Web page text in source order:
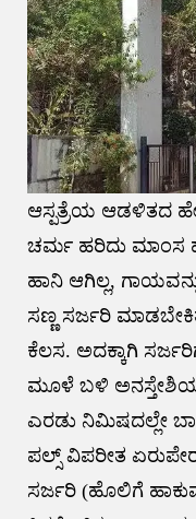
ಆಸ್ಪತ್ರೆಯ ಆಡಳಿತದ
ಚರ್ಮ ಹರಿದು ಮಾಂಸ
ಹಾನಿ ಆಗಿಲ್ಲ,
ಸಣ್ಣ ಸರ್ಜರಿ
ಕೆಲಸ. ಅದಕ್ಕಾಗಿ
ಮೂಳೆ ಬಳಿ
ಎರಡು ನಿಮಿಷದಲ್ಲೇ
ಪಲ್ಸ್ ವಿಪರೀತ
ಸರ್ಜರಿ (ಹೊಲಿಗೆ